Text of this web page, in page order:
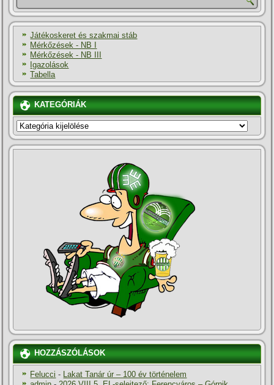
Játékoskeret és szakmai stáb
Mérkőzések - NB I
Mérkőzések - NB III
Igazolások
Tabella
KATEGÓRIÁK
KATEGÓRIÁK
HOZZÁSZÓLÁSOK
Felucci - Lakat Tanár úr – 100 év történelem